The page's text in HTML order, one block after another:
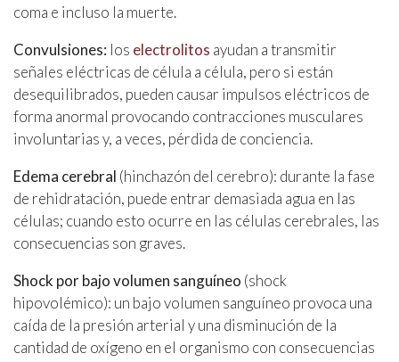
coma e incluso la muerte.
Convulsiones: los electrolitos ayudan a transmitir
señales eléctricas de célula a célula, pero si están
desequilibrados, pueden causar impulsos eléctricos de
forma anormal provocando contracciones musculares
involuntarias y, a veces, pérdida de conciencia.
Edema cerebral (hinchazón del cerebro): durante la fase
de rehidratación, puede entrar demasiada agua en las
células; cuando esto ocurre en las células cerebrales, las
consecuencias son graves.
Shock por bajo volumen sanguíneo (shock
hipovolémico): un bajo volumen sanguíneo provoca una
caída de la presión arterial y una disminución de la
cantidad de oxígeno en el organismo con consecuencias